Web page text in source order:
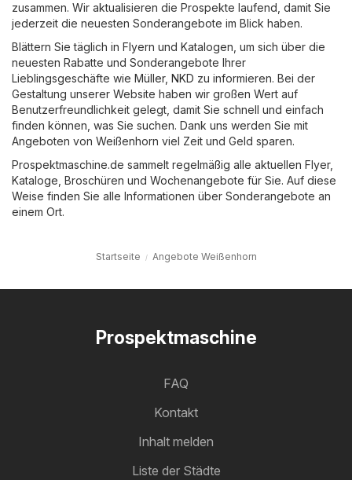
zusammen. Wir aktualisieren die Prospekte laufend, damit Sie
jederzeit die neuesten Sonderangebote im Blick haben.
Blättern Sie täglich in Flyern und Katalogen, um sich über die
neuesten Rabatte und Sonderangebote Ihrer
Lieblingsgeschäfte wie Müller, NKD zu informieren. Bei der
Gestaltung unserer Website haben wir großen Wert auf
Benutzerfreundlichkeit gelegt, damit Sie schnell und einfach
finden können, was Sie suchen. Dank uns werden Sie mit
Angeboten von Weißenhorn viel Zeit und Geld sparen.
Prospektmaschine.de sammelt regelmäßig alle aktuellen Flyer,
Kataloge, Broschüren und Wochenangebote für Sie. Auf diese
Weise finden Sie alle Informationen über Sonderangebote an
einem Ort.
Startseite Angebote Weißenhorn
Prospektmaschine
FAQ
Kontakt
Inhalt melden
Liste der Städte